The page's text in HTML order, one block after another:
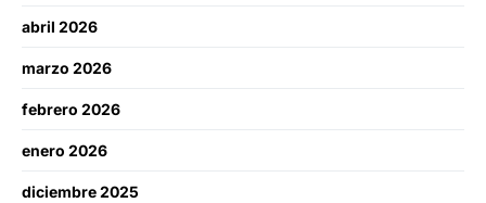
abril 2026
marzo 2026
febrero 2026
enero 2026
diciembre 2025